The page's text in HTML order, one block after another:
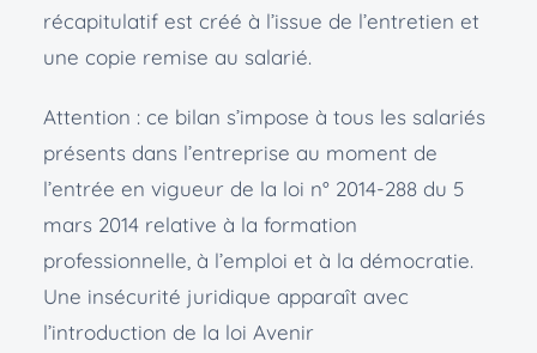
récapitulatif est créé à l’issue de l’entretien et
une copie remise au salarié.
Attention : ce bilan s’impose à tous les salariés
présents dans l’entreprise au moment de
l’entrée en vigueur de la loi n° 2014-288 du 5
mars 2014 relative à la formation
professionnelle, à l’emploi et à la démocratie.
Une insécurité juridique apparaît avec
l’introduction de la loi Avenir